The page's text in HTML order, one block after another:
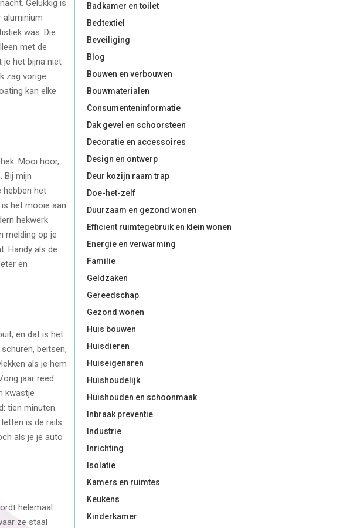
Gelukkig is
aluminium
was. Die
met de
je het bijna niet
zag vorige
kan elke
Mooi hoor,
Bij mijn
hebben het
het mooie aan
hekwerk
melding op je
Handy als de
en
en dat is het
beitsen,
als je hem
jaar reed
kwastje
tien minuten.
is de rails
als je je auto
helemaal
ze staal
Badkamer en toilet
Bedtextiel
Beveiliging
Blog
Bouwen en verbouwen
Bouwmaterialen
Consumenteninformatie
Dak gevel en schoorsteen
Decoratie en accessoires
Design en ontwerp
Deur kozijn raam trap
Doe-het-zelf
Duurzaam en gezond wonen
Efficient ruimtegebruik en klein wonen
Energie en verwarming
Familie
Geldzaken
Gereedschap
Gezond wonen
Huis bouwen
Huisdieren
Huiseigenaren
Huishoudelijk
Huishouden en schoonmaak
Inbraak preventie
Industrie
Inrichting
Isolatie
Kamers en ruimtes
Keukens
Kinderkamer